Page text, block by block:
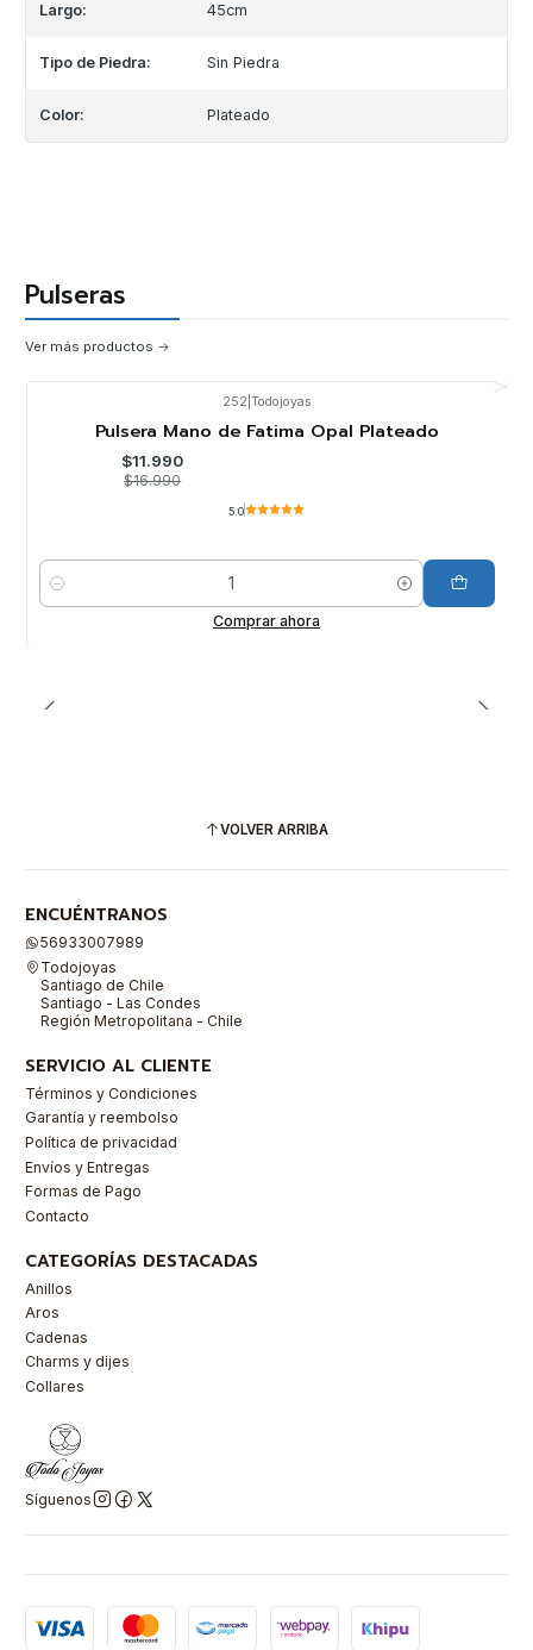
Largo: 45cm
Tipo de Piedra: Sin Piedra
Color: Plateado
Pulseras
Ver más productos
252 Todojoyas
Pulsera Mano de Fatima Opal Plateado
$11.990
$16.990
5.0
Cantidad
Comprar ahora
VOLVER ARRIBA
ENCUÉNTRANOS
56933007989
Todojoyas
Santiago de Chile
Santiago - Las Condes
Región Metropolitana - Chile
SERVICIO AL CLIENTE
Términos y Condiciones
Garantía y reembolso
Política de privacidad
Envíos y Entregas
Formas de Pago
Contacto
CATEGORÍAS DESTACADAS
Anillos
Aros
Cadenas
Charms y dijes
Collares
Síguenos